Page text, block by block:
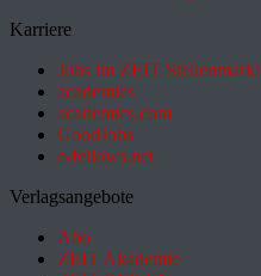
Karriere
Jobs im ZEIT Stellenmarkt
academics
academics.com
GoodJobs
e-fellows.net
Verlagsangebote
Abo
ZEIT Akademie